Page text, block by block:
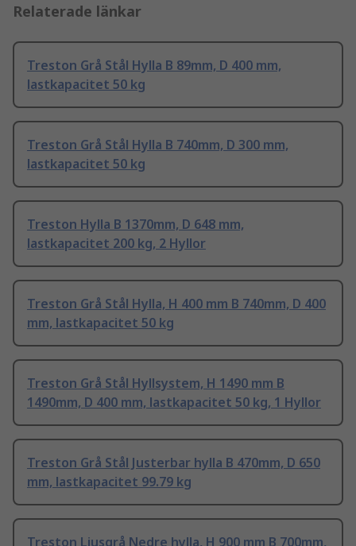
Relaterade länkar
Treston Grå Stål Hylla B 89mm, D 400 mm,
lastkapacitet 50 kg
Treston Grå Stål Hylla B 740mm, D 300 mm,
lastkapacitet 50 kg
Treston Hylla B 1370mm, D 648 mm,
lastkapacitet 200 kg, 2 Hyllor
Treston Grå Stål Hylla, H 400 mm B 740mm, D 400
mm, lastkapacitet 50 kg
Treston Grå Stål Hyllsystem, H 1490 mm B
1490mm, D 400 mm, lastkapacitet 50 kg, 1 Hyllor
Treston Grå Stål Justerbar hylla B 470mm, D 650
mm, lastkapacitet 99.79 kg
Treston Ljusgrå Nedre hylla, H 900 mm B 700mm,